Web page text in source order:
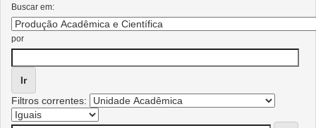
Buscar em:
por
Filtros correntes: